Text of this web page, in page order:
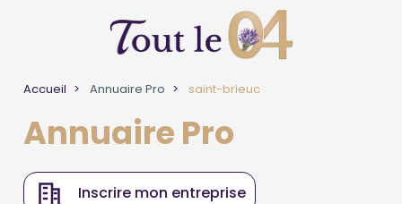
Accueil Annuaire Pro saint-brieuc
Annuaire Pro
Inscrire mon entreprise